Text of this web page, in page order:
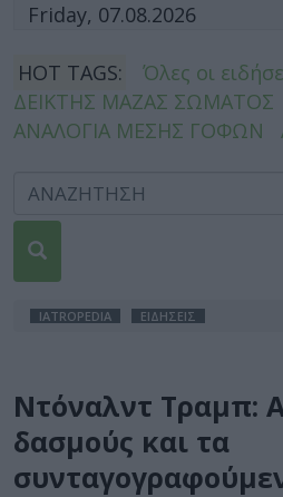
Friday, 07.08.2026
HOT TAGS:
Όλες οι
ΔΕΙΚΤΗΣ ΜΑΖΑΣ ΣΩΜΑΤΟΣ
ΑΝΑΛΟΓΙΑ ΜΕΣΗΣ ΓΟΦΩΝ
IATROPEDIA ΕΙΔΗΣΕΙΣ
Ντόναλντ Τραμπ:
δασμούς και τα